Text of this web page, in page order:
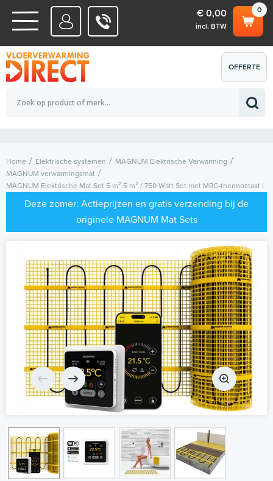
WATERSYSTEMEN
ELEKTRISCHE SYSTEMEN
0
€ 0,00
incl. BTW
Totaalbedrag (incl. BTW) € 0,00
OFFERTE
AANVRAGEN
Home Elektrische systemen
MAGNUM Elektrische Verwarming
MAGNUM verwarmingsmat
MAGNUM Elektrische Mat Set 5 m² 5 m² / 750 Watt Set met MRC-thermostaat |
Deze zomer: Actieprijzen en gratis verzending bij de
originele MAGNUM Mat Sets